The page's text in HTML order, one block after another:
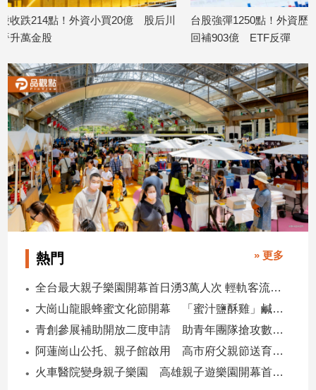
食
星
座/
理
消
費
健
康/
親
子/
感
情
藝
文
創
電
影
股后川
台股強彈1250點！外資歷來第三大單日
台股ETF八
化配息率逾
熱門 » 更多
全台最大親子樂園開幕首日湧3萬人次 輕軌客流增20倍
大崗山龍眼蜂蜜文化節開幕 「蜜汁鹽酥雞」鹹甜跨界搶話題
青創參展補助開放二度申請 助青年團隊搶攻數位轉型商機
阿蓮崗山公托、親子館啟用 高市府父親節送育兒暖禮
火車醫院變身親子樂園 高雄親子遊樂園開幕首日爆棚